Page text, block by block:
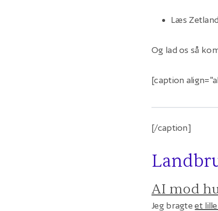
Læs
Og lad os så
[caption
[/caption]
AI mod
Jeg bragteet